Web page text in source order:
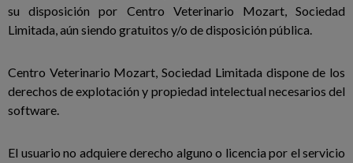
su disposición por Centro Veterinario Mozart, Sociedad
Limitada, aún siendo gratuitos y/o de disposición pública.
Centro Veterinario Mozart, Sociedad Limitada dispone de los
derechos de explotación y propiedad intelectual necesarios del
software.
El usuario no adquiere derecho alguno o licencia por el servicio